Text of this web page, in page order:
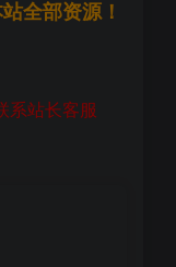
全部资源！
系站长客服